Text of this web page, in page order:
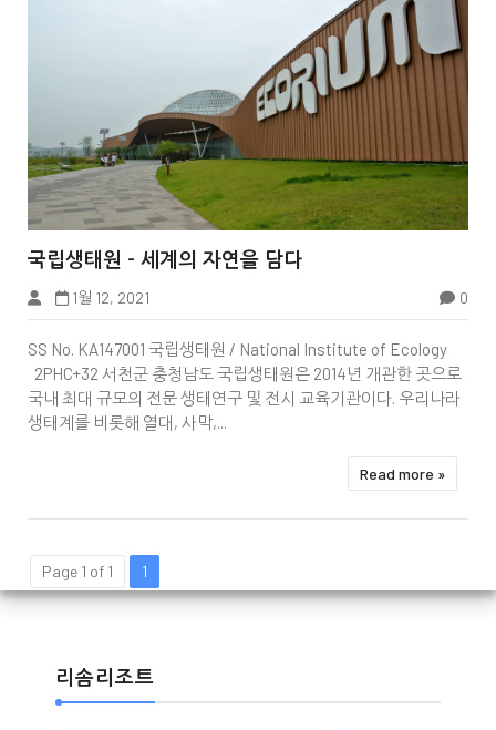


국립생태원 - 세계의 자연을 담다
1월 12, 2021 0
SS No. KA147001 국립생태원 / National Institute of Ecology
2PHC+32 서천군 충청남도 국립생태원은 2014년 개관한 곳으로
국내 최대 규모의 전문 생태연구 및 전시 교육기관이다. 우리나라
생태계를 비롯해 열대, 사막,...
Read more »
Page 1 of 1 1
리솜리조트